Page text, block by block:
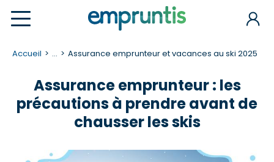
Accueil ... Assurance emprunteur et vacances au ski 2025
Assurance emprunteur : les
précautions à prendre avant de
chausser les skis